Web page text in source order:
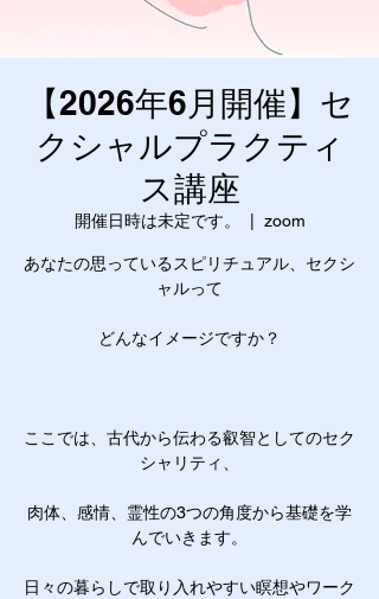
【2026年6月開催】セ
クシャルプラクティ
ス講座
開催日時は未定です。 zoom
あなたの思っているスピリチュアル、セクシ
ャルって
どんなイメージですか？
ここでは、古代から伝わる叡智としてのセク
シャリティ、
肉体、感情、霊性の3つの角度から基礎を学
んでいきます。
日々の暮らしで取り入れやすい瞑想やワーク